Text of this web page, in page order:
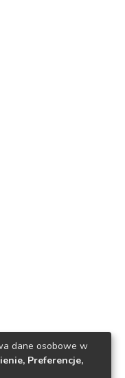
dane osobowe w
Preferencje,